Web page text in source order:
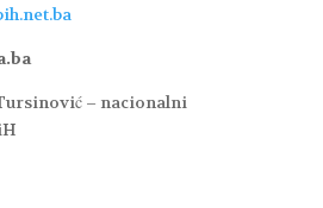
– nacionalni